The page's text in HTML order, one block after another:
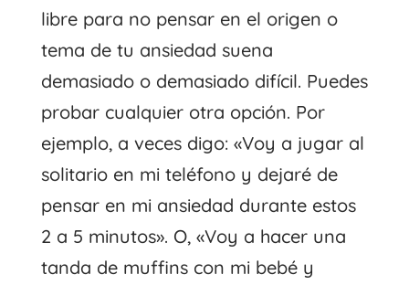
libre para no pensar en el origen o
tema de tu ansiedad suena
demasiado o demasiado difícil. Puedes
probar cualquier otra opción. Por
ejemplo, a veces digo: «Voy a jugar al
solitario en mi teléfono y dejaré de
pensar en mi ansiedad durante estos
2 a 5 minutos». O, «Voy a hacer una
tanda de muffins con mi bebé y